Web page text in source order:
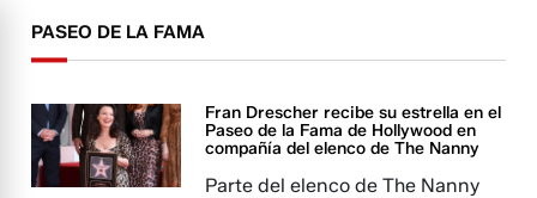
PASEO DE LA FAMA
Fran Drescher recibe su estrella en el
Paseo de la Fama de Hollywood en
compañía del elenco de The Nanny
Parte del elenco de The Nanny